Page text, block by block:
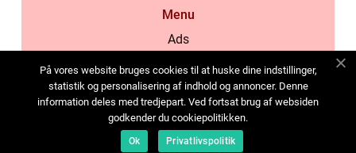
Menu
Ads
Cookies
Contact
Sitemap
På vores website bruges cookies til at huske dine indstillinger,
statistik og personalisering af indhold og annoncer. Denne
information deles med tredjepart. Ved fortsat brug af websiden
godkender du cookiepolitikken.
Ok Privatlivspolitik